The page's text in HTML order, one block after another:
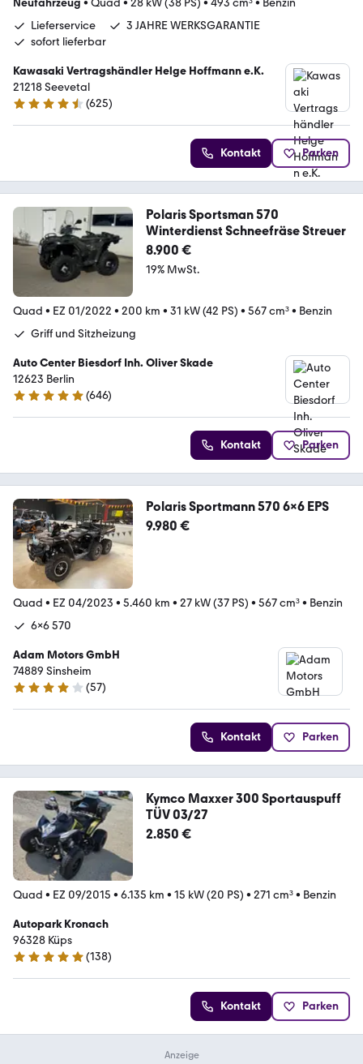
Neufahrzeug • Quad • 28 kW (38 PS) • 493 cm³• Benzin
Lieferservice
3 JAHRE WERKSGARANTIE
sofort lieferbar
Kawasaki Vertragshändler Helge Hoffmann e.K.
21218 Seevetal
4.6 Sterne
(625)
Kontakt Parken
Polaris Sportsman 570
Winterdienst Schneefräse Streuer
8.900 €
19% MwSt.
Quad • EZ 01/2022 • 200 km • 31 kW (42 PS) • 567 cm³• Benzin
Griff und Sitzheizung
Auto Center Biesdorf Inh. Oliver Skade
12623 Berlin
4.9 Sterne
(646)
Kontakt Parken
Polaris Sportmann 570 6x6 EPS
9.980 €
Quad • EZ 04/2023 • 5.460 km • 27 kW (37 PS) • 567 cm³• Benzin
6x6 570
Adam Motors GmbH
74889 Sinsheim
4 Sterne
(57)
Kontakt Parken
Kymco Maxxer 300 Sportauspuff
TÜV 03/27
2.850 €
Quad • EZ 09/2015 • 6.135 km • 15 kW (20 PS) • 271 cm³• Benzin
Autopark Kronach
96328 Küps
5 Sterne
(138)
Kontakt Parken